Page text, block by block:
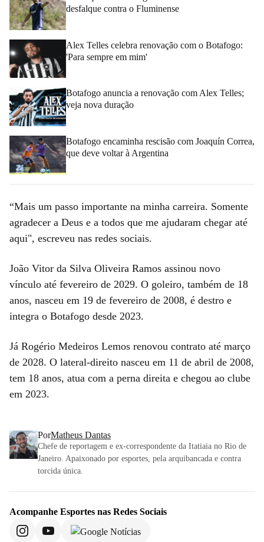
desfalque contra o Fluminense
Alex Telles celebra renovação com o Botafogo:
'Para sempre em mim'
Botafogo anuncia a renovação com Alex Telles;
veja nova duração
Botafogo encaminha rescisão com Joaquín Correa,
que deve voltar à Argentina
“Mais um passo importante na minha carreira. Somente
agradecer a Deus e a todos que me ajudaram chegar até
aqui", escreveu nas redes sociais.
João Vitor da Silva Oliveira Ramos assinou novo
vínculo até fevereiro de 2029. O goleiro, também de 18
anos, nasceu em 19 de fevereiro de 2008, é destro e
integra o Botafogo desde 2023.
Já Rogério Medeiros Lemos renovou contrato até março
de 2028. O lateral-direito nasceu em 11 de abril de 2008,
tem 18 anos, atua com a perna direita e chegou ao clube
em 2023.
PorMatheus Dantas
Chefe de reportagem e ex-correspondente da Itatiaia no Rio de
Janeiro. Apaixonado por esportes, pela arquibancada e contra
torcida única.
Acompanhe Esportes nas Redes Sociais